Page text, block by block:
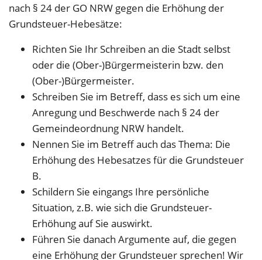
nach § 24 der GO NRW gegen die Erhöhung der
Grundsteuer-Hebesätze:
Richten Sie Ihr Schreiben an die Stadt selbst
oder die (Ober-)Bürgermeisterin bzw. den
(Ober-)Bürgermeister.
Schreiben Sie im Betreff, dass es sich um eine
Anregung und Beschwerde nach § 24 der
Gemeindeordnung NRW handelt.
Nennen Sie im Betreff auch das Thema: Die
Erhöhung des Hebesatzes für die Grundsteuer
B.
Schildern Sie eingangs Ihre persönliche
Situation, z.B. wie sich die Grundsteuer-
Erhöhung auf Sie auswirkt.
Führen Sie danach Argumente auf, die gegen
eine Erhöhung der Grundsteuer sprechen! Wir